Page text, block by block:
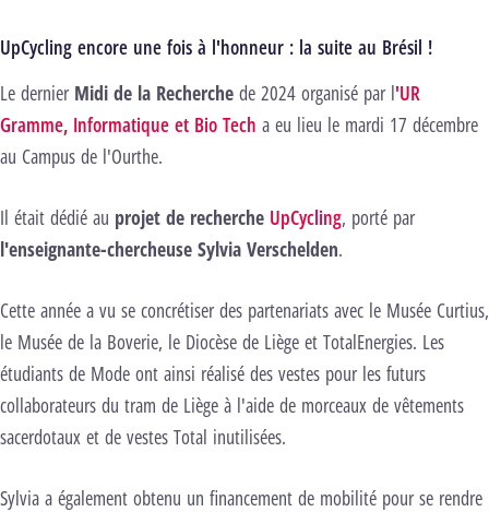
UpCycling encore une fois à l'honneur : la suite au Brésil !
Le dernier Midi de la Recherche de 2024 organisé par l'UR
Gramme, Informatique et Bio Tech a eu lieu le mardi 17 décembre
au Campus de l'Ourthe.
Il était dédié au projet de recherche UpCycling, porté par
l'enseignante-chercheuse Sylvia Verschelden.
Cette année a vu se concrétiser des partenariats avec le Musée Curtius,
le Musée de la Boverie, le Diocèse de Liège et TotalEnergies. Les
étudiants de Mode ont ainsi réalisé des vestes pour les futurs
collaborateurs du tram de Liège à l'aide de morceaux de vêtements
sacerdotaux et de vestes Total inutilisées.
Sylvia a également obtenu un financement de mobilité pour se rendre